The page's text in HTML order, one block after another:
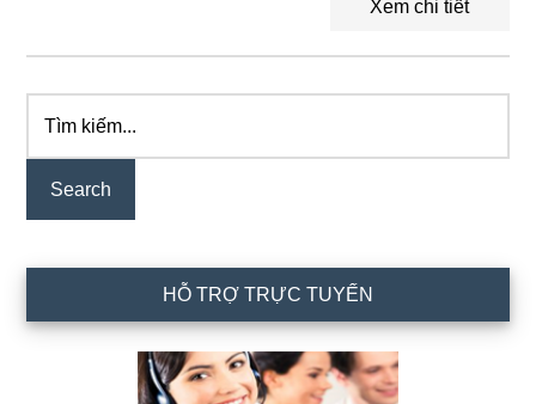
Xem chi tiết
Primary
Sidebar
kiếm...
HỖ TRỢ TRỰC TUYẾN